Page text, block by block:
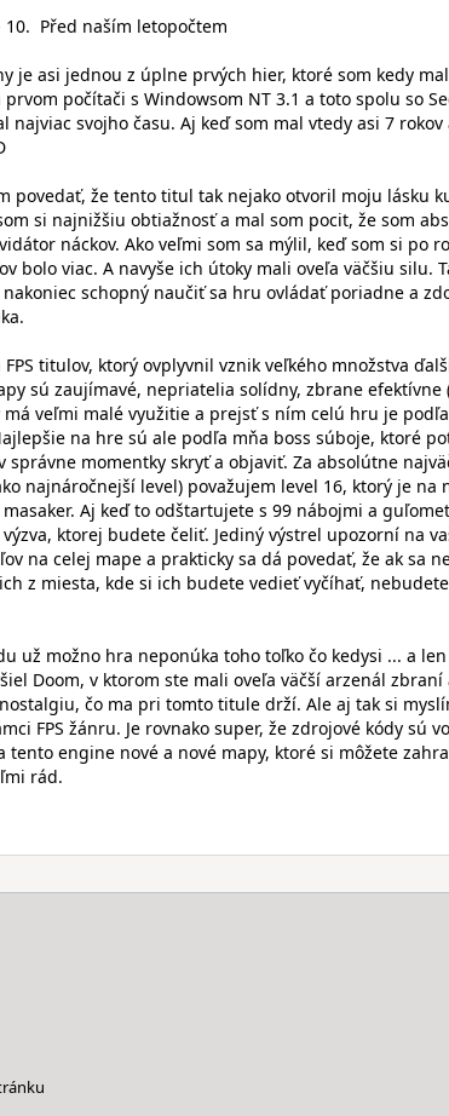
10. Před naším letopočtem
je asi jednou z úplne prvých hier, ktoré som kedy
prvom počítači s Windowsom NT 3.1 a toto spolu so
najviac svojho času. Aj keď som mal vtedy asi 7
povedať, že tento titul tak nejako otvoril moju lásku
si najnižšiu obtiažnosť a mal som pocit, že som
náckov. Ako veľmi som sa mýlil, keď som si po
bolo viac. A navyše ich útoky mali oveľa väčšiu silu.
schopný naučiť sa hru ovládať poriadne a
titulov, ktorý ovplyvnil vznik veľkého množstva
sú zaujímavé, nepriatelia solídny, zbrane efektívne
má veľmi malé využitie a prejsť s ním celú hru je
na hre sú ale podľa mňa boss súboje, ktoré
správne momentky skryť a objaviť. Za absolútne
najnáročnejší level) považujem level 16, ktorý je na
Aj keď to odštartujete s 99 nábojmi a
ktorej budete čeliť. Jediný výstrel upozorní na
na celej mape a prakticky sa dá povedať, že ak sa
z miesta, kde si ich budete vedieť vyčíhať,
už možno hra neponúka toho toľko čo kedysi ... a
Doom, v ktorom ste mali oveľa väčší arzenál zbraní
čo ma pri tomto titule drží. Ale aj tak si
FPS žánru. Je rovnako super, že zdrojové kódy sú
tento engine nové a nové mapy, ktoré si môžete
rád.